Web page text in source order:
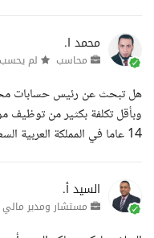
محمد ا.
محاسب لم يحسب
هل تبحث عن رئيس حسابات
وبأقل تكلفة بكثير من
14 عاما في المملكة العربية السعودية، ...
السيد أ.
مستشار ومدير مالي